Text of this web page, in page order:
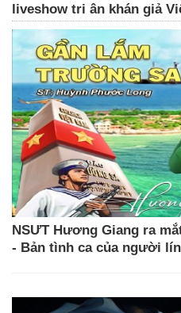
liveshow tri ân khán giả
NSƯT Hương Giang ra
- Bản tình ca của người